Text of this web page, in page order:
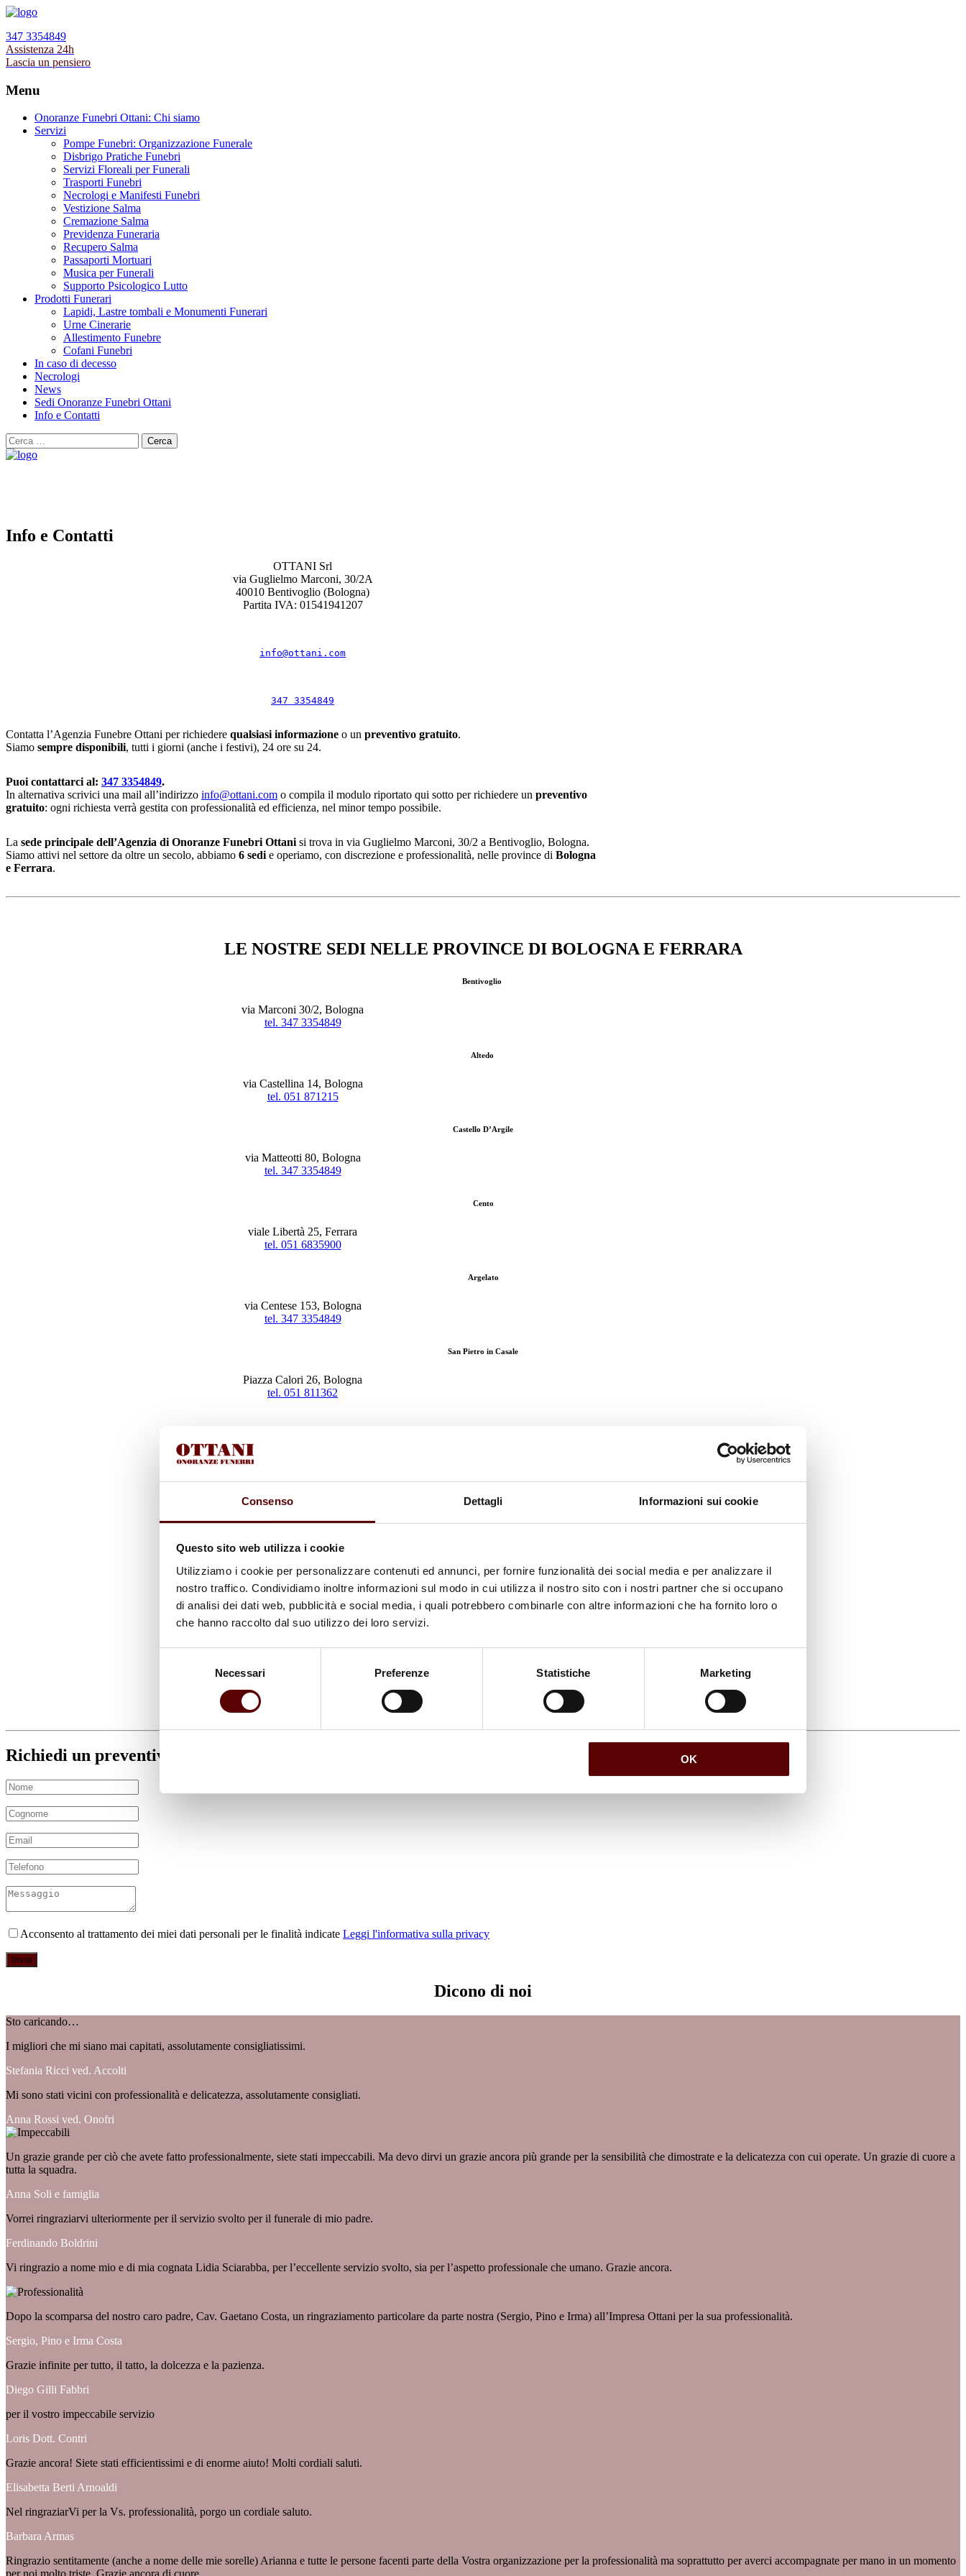
Consenso Dettagli Informazioni sui cookie
Questo sito web utilizza i cookie
Utilizziamo i cookie per personalizzare contenuti ed annunci, per fornire funzionalità dei social media e per analizzare il
nostro traffico. Condividiamo inoltre informazioni sul modo in cui utilizza il nostro sito con i nostri partner che si occupano
di analisi dei dati web, pubblicità e social media, i quali potrebbero combinarle con altre informazioni che ha fornito loro o
che hanno raccolto dal suo utilizzo dei loro servizi.
Necessari Preferenze Statistiche Marketing
OK
347 3354849
Assistenza 24h
Lascia un pensiero
Menu
Onoranze Funebri Ottani: Chi siamo
Servizi
Pompe Funebri: Organizzazione Funerale
Disbrigo Pratiche Funebri
Servizi Floreali per Funerali
Trasporti Funebri
Necrologi e Manifesti Funebri
Vestizione Salma
Cremazione Salma
Previdenza Funeraria
Recupero Salma
Passaporti Mortuari
Musica per Funerali
Supporto Psicologico Lutto
Prodotti Funerari
Lapidi, Lastre tombali e Monumenti Funerari
Urne Cinerarie
Allestimento Funebre
Cofani Funebri
In caso di decesso
Necrologi
News
Sedi Onoranze Funebri Ottani
Info e Contatti
Cerca
per:
Info e Contatti
OTTANI Srl
via Guglielmo Marconi, 30/2A
40010 Bentivoglio (Bologna)
Partita IVA: 01541941207
info@ottani.com
347 3354849
Contatta l’Agenzia Funebre Ottani per richiedere qualsiasi informazione o un preventivo gratuito.
Siamo sempre disponibili, tutti i giorni (anche i festivi), 24 ore su 24.
Puoi contattarci al: 347 3354849.
In alternativa scrivici una mail all’indirizzo info@ottani.com o compila il modulo riportato qui sotto per richiedere un preventivo
gratuito: ogni richiesta verrà gestita con professionalità ed efficienza, nel minor tempo possibile.
La sede principale dell’Agenzia di Onoranze Funebri Ottani si trova in via Guglielmo Marconi, 30/2 a Bentivoglio, Bologna.
Siamo attivi nel settore da oltre un secolo, abbiamo 6 sedi e operiamo, con discrezione e professionalità, nelle province di Bologna
e Ferrara.
LE NOSTRE SEDI NELLE PROVINCE DI BOLOGNA E FERRARA
Bentivoglio
via Marconi 30/2, Bologna
tel. 347 3354849
Altedo
via Castellina 14, Bologna
tel. 051 871215
Castello D’Argile
via Matteotti 80, Bologna
tel. 347 3354849
Cento
viale Libertà 25, Ferrara
tel. 051 6835900
Argelato
via Centese 153, Bologna
tel. 347 3354849
San Pietro in Casale
Piazza Calori 26, Bologna
tel. 051 811362
Richiedi un preventivo
Acconsento al trattamento dei miei dati personali per le finalità indicate Leggi l'informativa sulla privacy
Dicono di noi
Sto caricando…
I migliori che mi siano mai capitati, assolutamente consigliatissimi.
Stefania Ricci ved. Accolti
Mi sono stati vicini con professionalità e delicatezza, assolutamente consigliati.
Anna Rossi ved. Onofri
Un grazie grande per ciò che avete fatto professionalmente, siete stati impeccabili. Ma devo dirvi un grazie ancora più grande per la sensibilità che dimostrate e la delicatezza con cui operate. Un grazie di cuore a
tutta la squadra.
Anna Soli e famiglia
Vorrei ringraziarvi ulteriormente per il servizio svolto per il funerale di mio padre.
Ferdinando Boldrini
Vi ringrazio a nome mio e di mia cognata Lidia Sciarabba, per l’eccellente servizio svolto, sia per l’aspetto professionale che umano. Grazie ancora.
Dopo la scomparsa del nostro caro padre, Cav. Gaetano Costa, un ringraziamento particolare da parte nostra (Sergio, Pino e Irma) all’Impresa Ottani per la sua professionalità.
Sergio, Pino e Irma Costa
Grazie infinite per tutto, il tatto, la dolcezza e la pazienza.
Diego Gilli Fabbri
per il vostro impeccabile servizio
Loris Dott. Contri
Grazie ancora! Siete stati efficientissimi e di enorme aiuto! Molti cordiali saluti.
Elisabetta Berti Arnoaldi
Nel ringraziarVi per la Vs. professionalità, porgo un cordiale saluto.
Barbara Armas
Ringrazio sentitamente (anche a nome delle mie sorelle) Arianna e tutte le persone facenti parte della Vostra organizzazione per la professionalità ma soprattutto per averci accompagnate per mano in un momento
per noi molto triste. Grazie ancora di cuore.